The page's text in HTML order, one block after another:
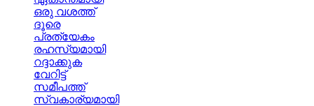
ഒരു വശത്ത്
ദൂരെ
പ്രത്യേകം
രഹസ്യമായി
റദ്ദാക്കുക
വേറിട്ട്
സമീപത്ത്
സ്വകാര്യമായി